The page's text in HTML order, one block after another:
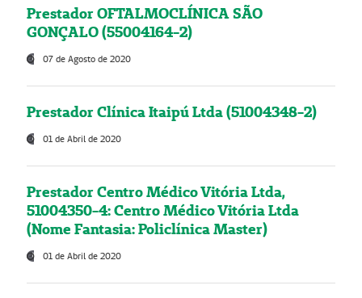
Prestador OFTALMOCLÍNICA SÃO
GONÇALO (55004164-2)
07 de Agosto de 2020
Prestador Clínica Itaipú Ltda (51004348-2)
01 de Abril de 2020
Prestador Centro Médico Vitória Ltda,
51004350-4: Centro Médico Vitória Ltda
(Nome Fantasia: Policlínica Master)
01 de Abril de 2020